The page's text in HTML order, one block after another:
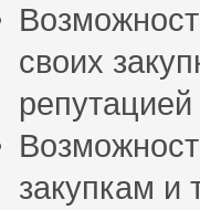
своих
репутацией
закупкам и